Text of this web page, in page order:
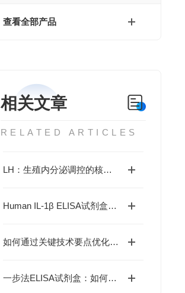
查看全部产品
相关文章
RELATED ARTICLES
LH：生殖内分泌调控的核心因子，生理学功能和疾病机制全解析
Human IL-1β ELISA试剂盒如何解析炎症与抗肿瘤免疫的复杂关联？
如何通过关键技术要点优化一步法ELISA检测？
一步法ELISA试剂盒：如何革新免疫检测的工作流程？